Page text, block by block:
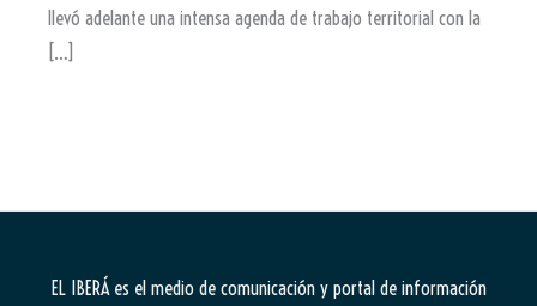
llevó adelante una intensa agenda de trabajo territorial con la
[…]
EL IBERÁes el medio de comunicación y portal de información